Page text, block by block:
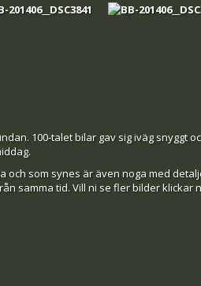
100-talet bilar gav sig iväg snyggt
och som synes är även noga med
samma tid. Vill ni se fler bilder klickar